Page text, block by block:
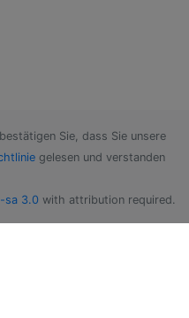
Sie, dass Sie unsere
gelesen und verstanden
sa 3.0 with attribution required.